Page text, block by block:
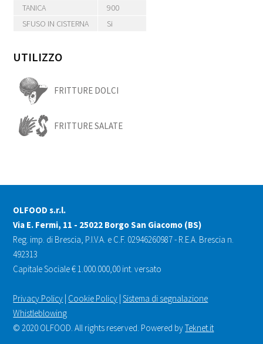
TANICA
900
SFUSO IN CISTERNA
Si
UTILIZZO
FRITTURE DOLCI
FRITTURE SALATE
OLFOOD s.r.l.
Via E. Fermi, 11 - 25022 Borgo San Giacomo (BS)
Reg. imp. di Brescia, P.I.V.A. e C.F. 02946260987 - R.E.A. Brescia n.
492313
Capitale Sociale € 1.000.000,00 int. versato
Privacy Policy Cookie Policy |Sistema di segnalazione
Whistleblowing
© 2020 OLFOOD. All rights reserved. Powered byTeknet.it